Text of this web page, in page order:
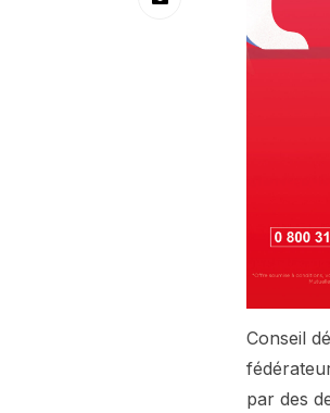
Conseil
par des